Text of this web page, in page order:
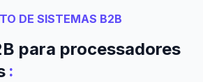
DE SISTEMAS B2B
para processadores
: